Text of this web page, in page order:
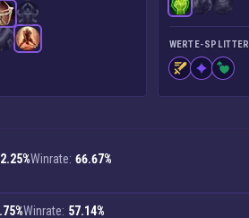
WERTE-SPLITTER
2.25%Winrate: 66.67%
Winrate: 57.14%